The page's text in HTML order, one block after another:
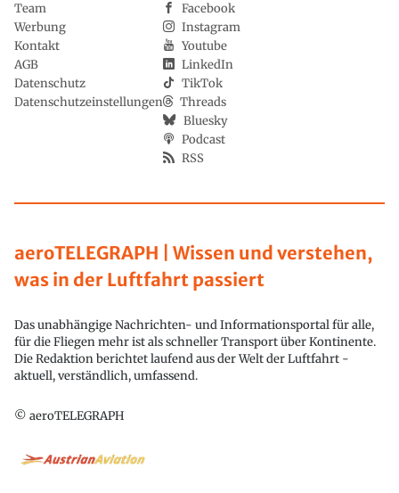
aeroTELEGRAPH | Wissen und verstehen,
was in der Luftfahrt passiert
Das unabhängige Nachrichten- und Informationsportal für alle,
für die Fliegen mehr ist als schneller Transport über Kontinente.
Die Redaktion berichtet laufend aus der Welt der Luftfahrt -
aktuell, verständlich, umfassend.
© aeroTELEGRAPH
Team
Werbung
Kontakt
AGB
Datenschutz
Datenschutzeinstellungen
Facebook
Instagram
Youtube
LinkedIn
TikTok
Threads
Bluesky
Podcast
RSS